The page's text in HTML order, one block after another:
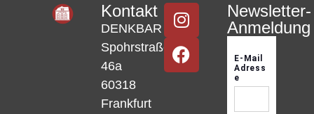
Kontakt
DENKBAR
Spohrstraße
46a
60318
Frankfurt
Newsletter-
Anmeldung